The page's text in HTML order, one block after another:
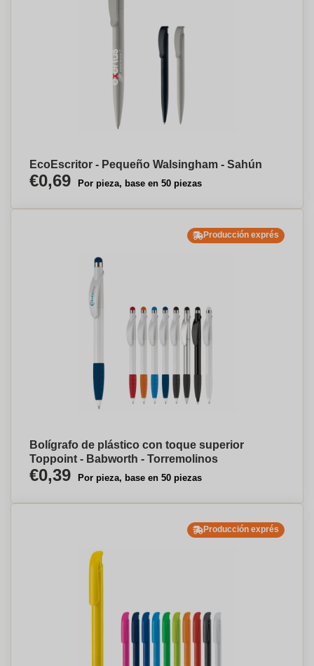
EcoEscritor - Pequeño Walsingham - Sahún
€0,69 Por pieza, base en 50 piezas
Producción exprés
Bolígrafo de plástico con toque superior
Toppoint - Babworth - Torremolinos
€0,39 Por pieza, base en 50 piezas
Producción exprés